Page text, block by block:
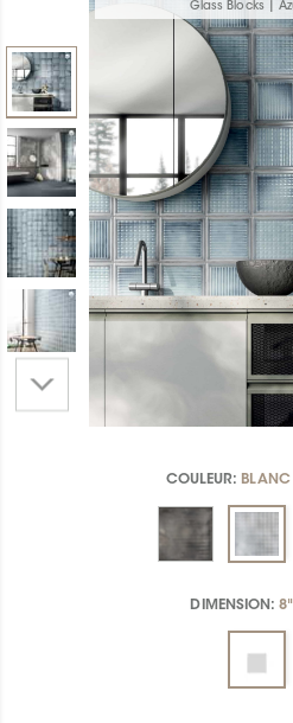
Glass Blocks |
COULEUR: BLANC
DIMENSION: